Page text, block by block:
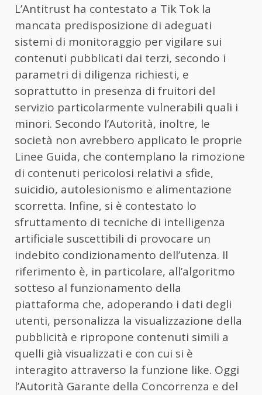
L’Antitrust ha contestato a Tik Tok la
mancata predisposizione di adeguati
sistemi di monitoraggio per vigilare sui
contenuti pubblicati dai terzi, secondo i
parametri di diligenza richiesti, e
soprattutto in presenza di fruitori del
servizio particolarmente vulnerabili quali i
minori. Secondo l’Autorità, inoltre, le
società non avrebbero applicato le proprie
Linee Guida, che contemplano la rimozione
di contenuti pericolosi relativi a sfide,
suicidio, autolesionismo e alimentazione
scorretta. Infine, si è contestato lo
sfruttamento di tecniche di intelligenza
artificiale suscettibili di provocare un
indebito condizionamento dell’utenza. Il
riferimento è, in particolare, all’algoritmo
sotteso al funzionamento della
piattaforma che, adoperando i dati degli
utenti, personalizza la visualizzazione della
pubblicità e ripropone contenuti simili a
quelli già visualizzati e con cui si è
interagito attraverso la funzione like. Oggi
l’Autorità Garante della Concorrenza e del